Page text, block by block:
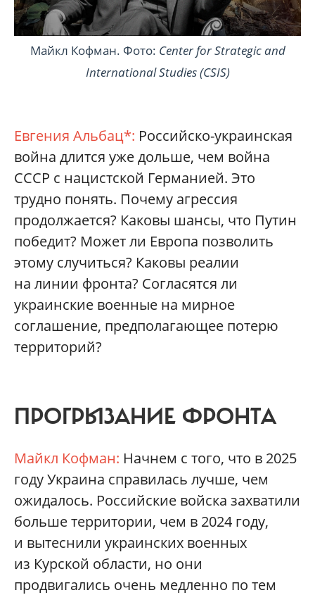
Майкл Кофман. Фото: Center for Strategic and
International Studies (CSIS)
Евгения Альбац*: Российско-украинская
война длится уже дольше, чем война
СССР с нацистской Германией. Это
трудно понять. Почему агрессия
продолжается? Каковы шансы, что Путин
победит? Может ли Европа позволить
этому случиться? Каковы реалии
на линии фронта? Согласятся ли
украинские военные на мирное
соглашение, предполагающее потерю
территорий?
ПРОГРЫЗАНИЕ ФРОНТА
Майкл Кофман: Начнем с того, что в 2025
году Украина справилась лучше, чем
ожидалось. Российские войска захватили
больше территории, чем в 2024 году,
и вытеснили украинских военных
из Курской области, но они
продвигались очень медленно по тем